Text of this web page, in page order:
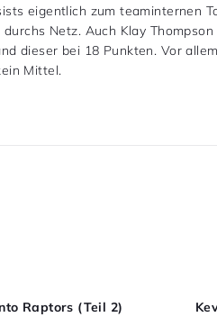
eigentlich zum teaminternen
Netz. Auch Klay
dieser bei 18 Punkten. Vor
Mittel.
Raptors (Teil 2)